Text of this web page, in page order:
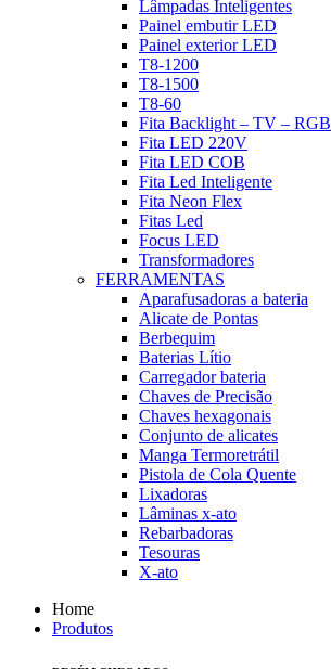
Lâmpadas Inteligentes
Painel embutir LED
Painel exterior LED
T8-1200
T8-1500
T8-60
Fita Backlight – TV – RGB
Fita LED 220V
Fita LED COB
Fita Led Inteligente
Fita Neon Flex
Fitas Led
Focus LED
Transformadores
FERRAMENTAS
Aparafusadoras a bateria
Alicate de Pontas
Berbequim
Baterias Lítio
Carregador bateria
Chaves de Precisão
Chaves hexagonais
Conjunto de alicates
Manga Termoretrátil
Pistola de Cola Quente
Lixadoras
Lâminas x-ato
Rebarbadoras
Tesouras
X-ato
Home
Produtos